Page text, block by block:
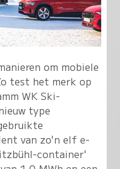
om mobiele
test het merk op
WK Ski-
type
van zo'n elf e-
container'